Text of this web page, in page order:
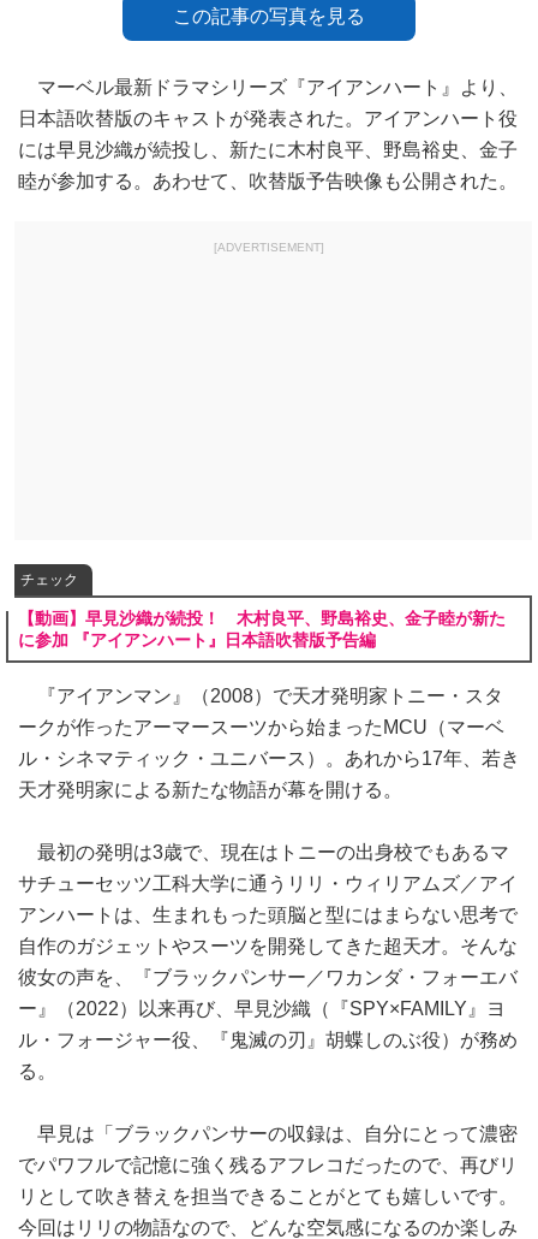
この記事の写真を見る
マーベル最新ドラマシリーズ『アイアンハート』より、
日本語吹替版のキャストが発表された。アイアンハート役
には早見沙織が続投し、新たに木村良平、野島裕史、金子
睦が参加する。あわせて、吹替版予告映像も公開された。
[ADVERTISEMENT]
チェック
【動画】早見沙織が続投！ 木村良平、野島裕史、金子睦が新た
に参加 『アイアンハート』日本語吹替版予告編
『アイアンマン』（2008）で天才発明家トニー・スタ
ークが作ったアーマースーツから始まったMCU（マーベ
ル・シネマティック・ユニバース）。あれから17年、若き
天才発明家による新たな物語が幕を開ける。
最初の発明は3歳で、現在はトニーの出身校でもあるマ
サチューセッツ工科大学に通うリリ・ウィリアムズ／アイ
アンハートは、生まれもった頭脳と型にはまらない思考で
自作のガジェットやスーツを開発してきた超天才。そんな
彼女の声を、『ブラックパンサー／ワカンダ・フォーエバ
ー』（2022）以来再び、早見沙織（『SPY×FAMILY』ヨ
ル・フォージャー役、『鬼滅の刃』胡蝶しのぶ役）が務め
る。
早見は「ブラックパンサーの収録は、自分にとって濃密
でパワフルで記憶に強く残るアフレコだったので、再びリ
リとして吹き替えを担当できることがとても嬉しいです。
今回はリリの物語なので、どんな空気感になるのか楽しみ